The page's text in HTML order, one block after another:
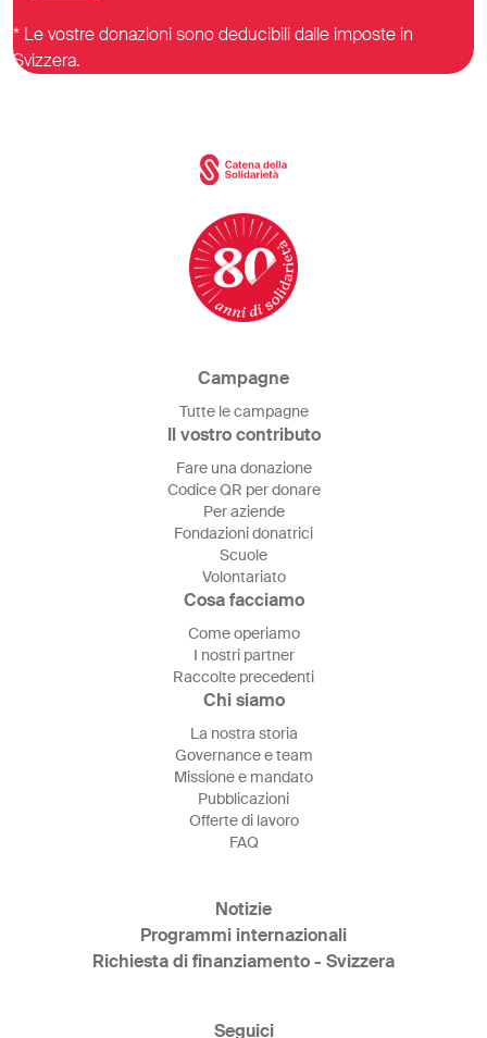
* Le vostre donazioni sono deducibili dalle imposte in
Svizzera.
Campagne
Tutte le campagne
Il vostro contributo
Fare una donazione
Codice QR per donare
Per aziende
Fondazioni donatrici
Scuole
Volontariato
Cosa facciamo
Come operiamo
I nostri partner
Raccolte precedenti
Chi siamo
La nostra storia
Governance e team
Missione e mandato
Pubblicazioni
Offerte di lavoro
FAQ
Notizie
Programmi internazionali
Richiesta di finanziamento - Svizzera
Seguici